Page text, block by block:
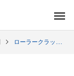
ローラークラッチの破損